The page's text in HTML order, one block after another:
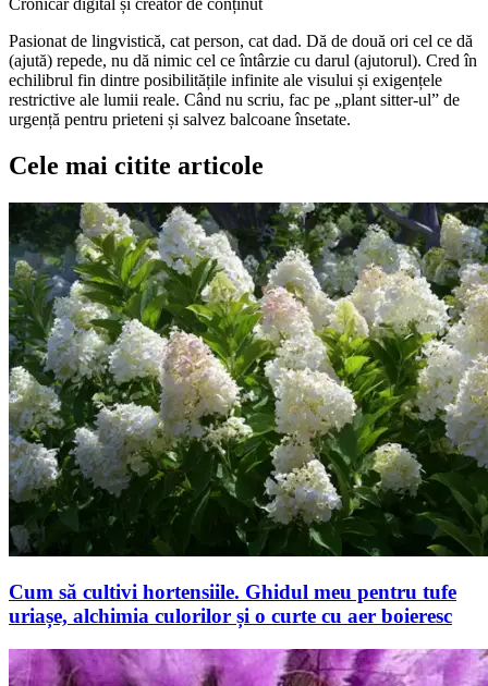
Pasionat de lingvistică, cat person, cat dad. Dă de două ori cel ce dă
(ajută) repede, nu dă nimic cel ce întârzie cu darul (ajutorul). Cred în
echilibrul fin dintre posibilitățile infinite ale visului și exigențele
restrictive ale lumii reale. Când nu scriu, fac pe „plant sitter-ul” de
urgență pentru prieteni și salvez balcoane însetate.
Cele mai citite articole
Cum să cultivi hortensiile. Ghidul meu pentru tufe
uriașe, alchimia culorilor și o curte cu aer boieresc